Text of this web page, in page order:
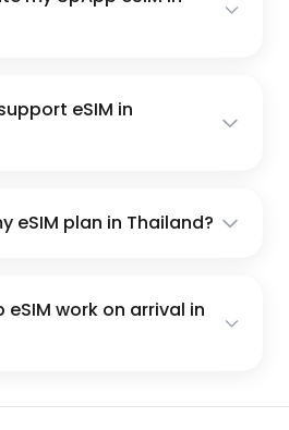
eSIM in
eSIM plan in Thailand?
eSIM work on arrival in